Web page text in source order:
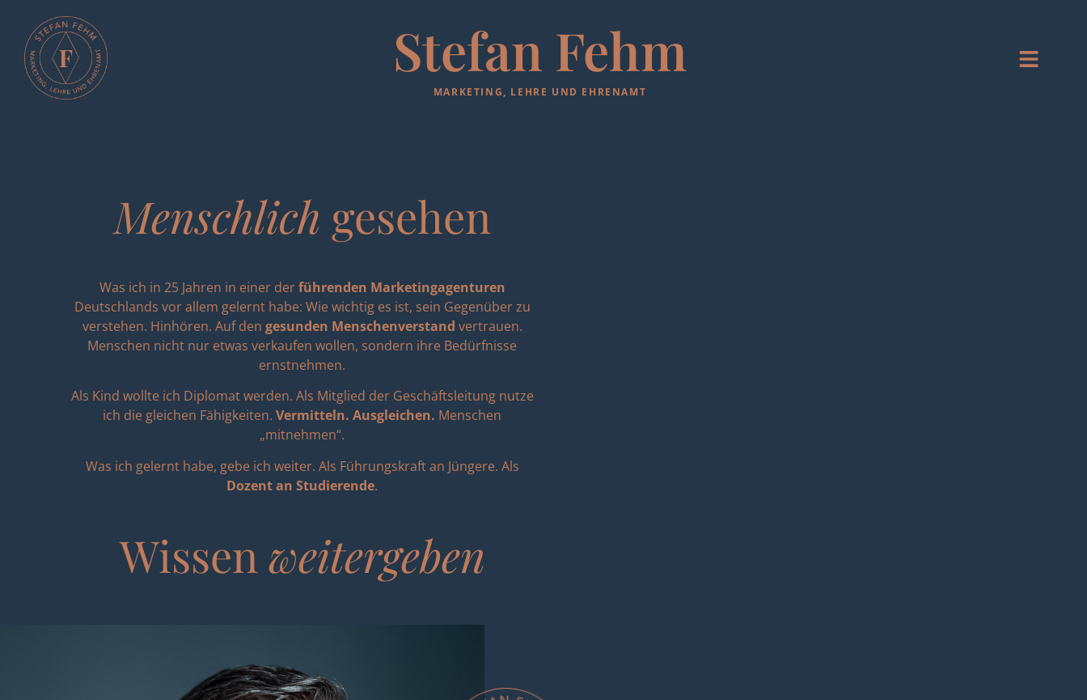
Stefan Fehm
MARKETING, LEHRE UND EHRENAMT
Menschlich gesehen
Was ich in 25 Jahren in einer derführenden Marketingagenturen
Deutschlands vor allem gelernt habe: Wie wichtig es ist, sein Gegenüber zu
verstehen. Hinhören. Auf den gesunden Menschenverstand vertrauen.
Menschen nicht nur etwas verkaufen wollen, sondern ihre Bedürfnisse
ernstnehmen.
Als Kind wollte ich Diplomat werden. Als Mitglied der Geschäftsleitung nutze
ich die gleichen Fähigkeiten. Vermitteln. Ausgleichen. Menschen
„mitnehmen“.
Was ich gelernt habe, gebe ich weiter. Als Führungskraft an Jüngere. Als
Dozent an Studierende.
Wissenweitergeben